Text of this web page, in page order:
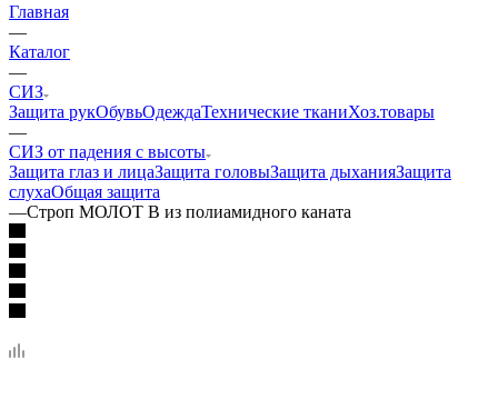
Главная
—
Каталог
—
СИЗ
Защита рукОбувьОдеждаТехнические тканиХоз.товары
—
СИЗ от падения с высоты
Защита глаз и лицаЗащита головыЗащита дыханияЗащита
слухаОбщая защита
—Строп МОЛОТ В из полиамидного каната